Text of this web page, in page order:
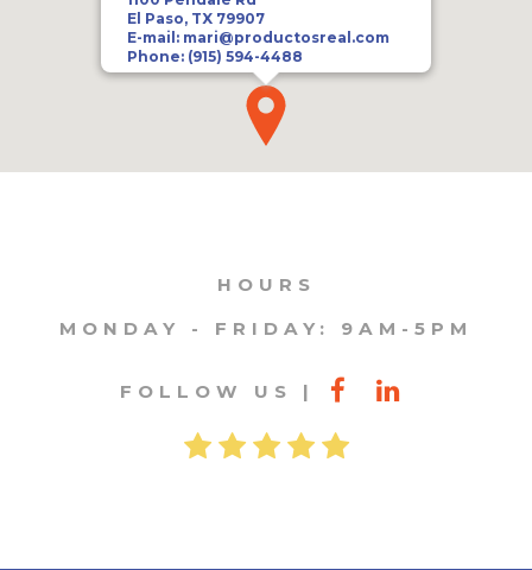
El Paso, TX 79907
E-mail: mari@productosreal.com
Phone: (915) 594-4488
HOURS
MONDAY - FRIDAY: 9AM-5PM
FOLLOW US